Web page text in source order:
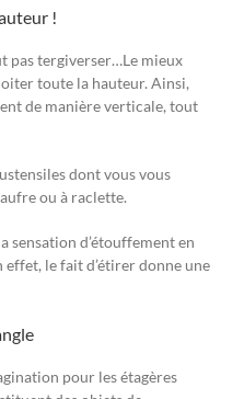
!
pas tergiverser…Le mieux
toute la hauteur. Ainsi,
de manière verticale, tout
dont vous vous
ou à raclette.
sensation d’étouffement en
le fait d’étirer donne une
pour les étagères